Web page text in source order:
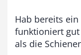
Hab bereits
funktioniert
als die